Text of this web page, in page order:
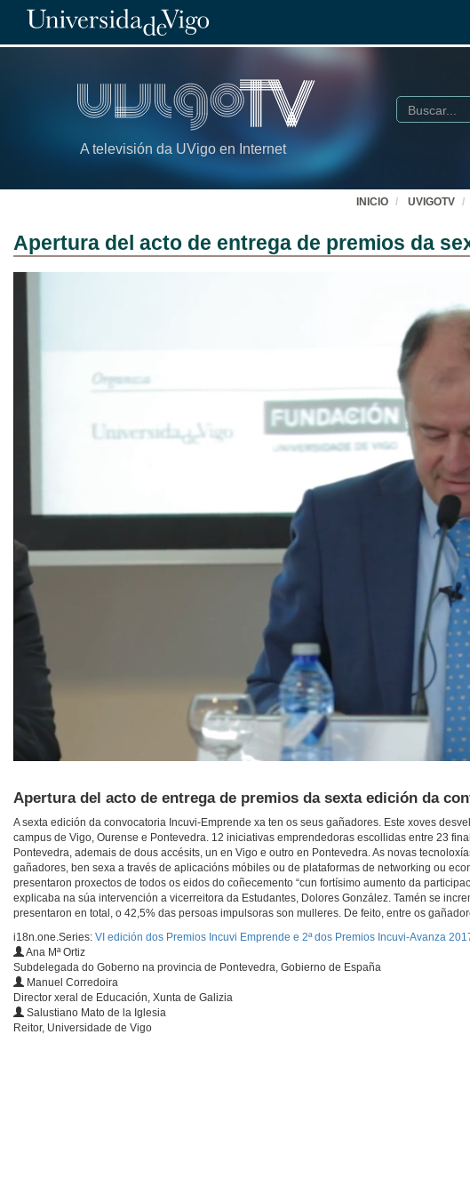
A televisión da UVigo en Internet
Buscar
INICIO UVIGOTV
Apertura del acto de entrega de premios da
Apertura del acto de entrega de premios da sexta edición da
A sexta edición da convocatoria Incuvi-Emprende xa ten os seus gañadores. Este xoves
campus de Vigo, Ourense e Pontevedra. 12 iniciativas emprendedoras escollidas entre 23
Pontevedra, ademais de dous accésits, un en Vigo e outro en Pontevedra. As novas
gañadores, ben sexa a través de aplicacións móbiles ou de plataformas de networking ou
presentaron proxectos de todos os eidos do coñecemento “cun fortísimo aumento da
explicaba na súa intervención a vicerreitora da Estudantes, Dolores González. Tamén se
presentaron en total, o 42,5% das persoas impulsoras son mulleres. De feito, entre os
i18n.one.Series: VI edición dos Premios Incuvi Emprende e 2ª dos Premios Incuvi-Avanza
Ana Mª Ortiz
Subdelegada do Goberno na provincia de Pontevedra, Gobierno de España
Manuel Corredoira
Director xeral de Educación, Xunta de Galizia
Salustiano Mato de la Iglesia
Reitor, Universidade de Vigo